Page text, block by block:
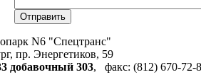
N6 "Спецтранс"
пр. Энергетиков, 59
добавочный 303, факс: (812) 670-72-